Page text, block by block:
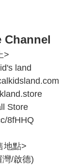
Channel
>
land
Store
8fHHQ
地點>
/啟德)